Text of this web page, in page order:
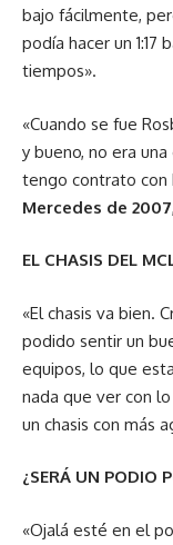
bajo fácilmente,
podía hacer un 1:17
tiempos».
«Cuando se fue
y bueno, no era
tengo contrato con
Mercedes de 2007
EL CHASIS DEL
«El chasis va bien.
podido sentir un
equipos, lo que
nada que ver con
un chasis con más
¿SERÁ UN PODIO
«Ojalá esté en el